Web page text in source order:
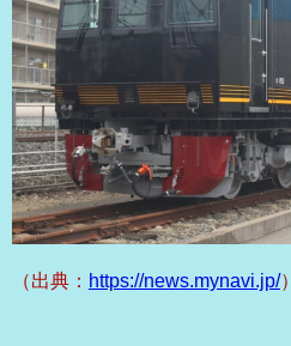
（出典： https://news.mynavi.jp/）